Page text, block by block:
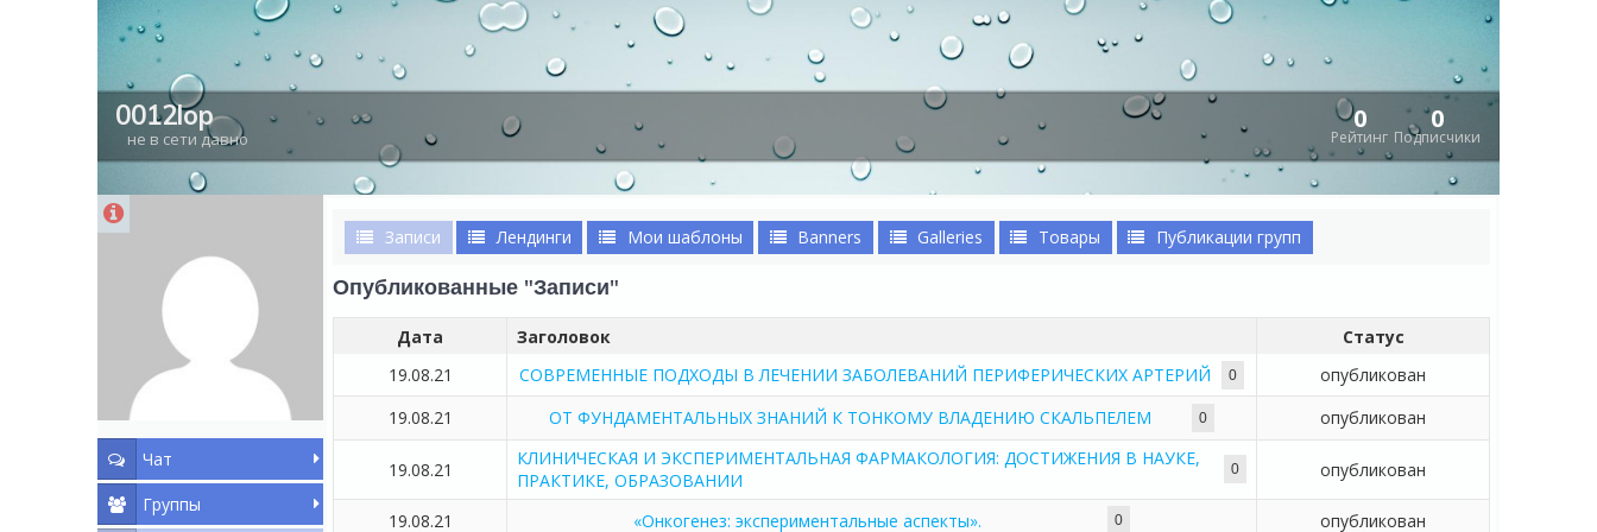
0012lop
не в сети давно Рейтинг
0
Подписчики
0
Чат
Группы
Записи Лендинги Мои шаблоны Banners Galleries Товары Публикации групп
Опубликованные "Записи"
Дата Заголовок
Статус
19.08.21
СОВРЕМЕННЫЕ ПОДХОДЫ В ЛЕЧЕНИИ ЗАБОЛЕВАНИЙ ПЕРИФЕРИЧЕСКИХ АРТЕРИЙ 0
опубликован
19.08.21
ОТ ФУНДАМЕНТАЛЬНЫХ ЗНАНИЙ К ТОНКОМУ ВЛАДЕНИЮ СКАЛЬПЕЛЕМ 0 опубликован
19.08.21
КЛИНИЧЕСКАЯ И ЭКСПЕРИМЕНТАЛЬНАЯ ФАРМАКОЛОГИЯ: ДОСТИЖЕНИЯ В НАУКЕ,
ПРАКТИКЕ, ОБРАЗОВАНИИ
0 опубликован
19.08.21 «Онкогенез: экспериментальные аспекты». 0 опубликован